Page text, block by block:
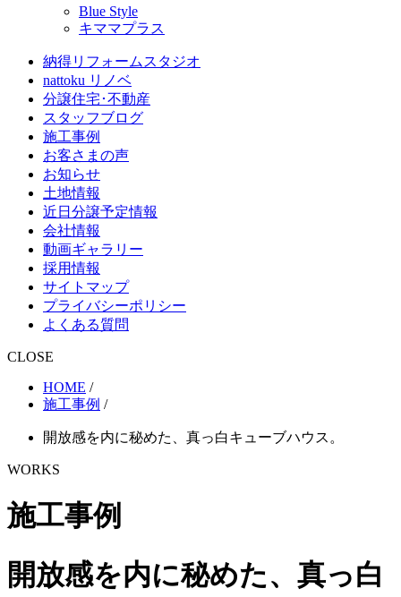
Blue Style
キママプラス
納得リフォームスタジオ
nattoku リノベ
分譲住宅･不動産
スタッフブログ
施工事例
お客さまの声
お知らせ
土地情報
近日分譲予定情報
会社情報
動画ギャラリー
採用情報
サイトマップ
プライバシーポリシー
よくある質問
CLOSE
HOME /
施工事例 /
開放感を内に秘めた、真っ白キューブハウス。
WORKS
施工事例
開放感を内に秘めた、真っ白